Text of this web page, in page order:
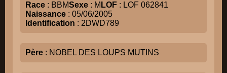
Race : BBMSexe : M LOF : LOF 062841
Naissance : 05/06/2005
Identification : 2DWD789
Père : NOBEL DES LOUPS MUTINS